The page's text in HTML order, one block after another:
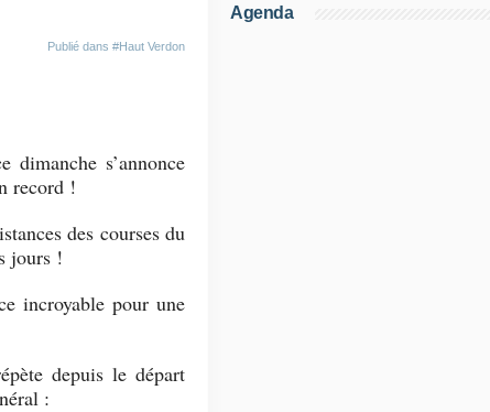
Publié dans #Haut Verdon
s’annonce
record !
des courses du
jours !
incroyable pour une
depuis le départ
:
Agenda